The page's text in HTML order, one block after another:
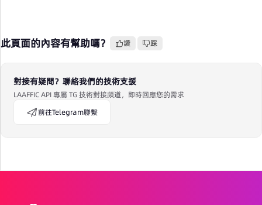
此頁面的內容有幫助嗎？ 讚 踩
對接有疑問？聯絡我們的技術支援
LAAFFIC API 專屬 TG 技術對接頻道，即時回應您的需求
前往Telegram聯繫